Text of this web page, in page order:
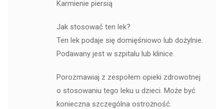
Karmienie piersią
Jak stosować ten lek?
Ten lek podaje się domięśniowo lub dożylnie.
Podawany jest w szpitalu lub klinice.
Porozmawiaj z zespołem opieki zdrowotnej
o stosowaniu tego leku u dzieci. Może być
konieczna szczególna ostrożność.